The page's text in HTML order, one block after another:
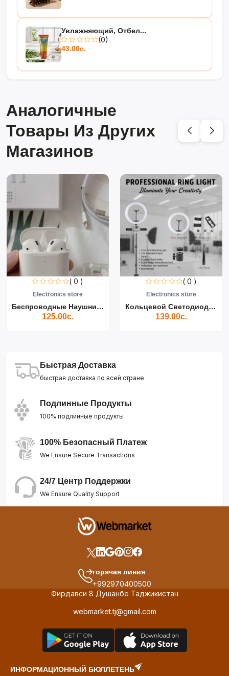
Увлажняющий, Отбел...
(0)
43.00с.
Аналогичные
Товары Из Других
Магазинов
( 0 )
Electronics store
Беспроводные Наушники Air...
125.00с.
( 0 )
Electronics store
Кольцевой Светодиодный Св...
139.00с.
Быстрая Доставка
быстрая доставка по всей стране
Подлинные Продукты
100% подлинные продукты
100% Безопасный Платеж
We Ensure Secure Transactions
24/7 Центр Поддержки
We Ensure Quality Support
горячая линия
+992970400500
Фирдавси 8 Душанбе Таджикистан
webmarket.tj@gmail.com
ИНФОРМАЦИОННЫЙ БЮЛЛЕТЕНЬ